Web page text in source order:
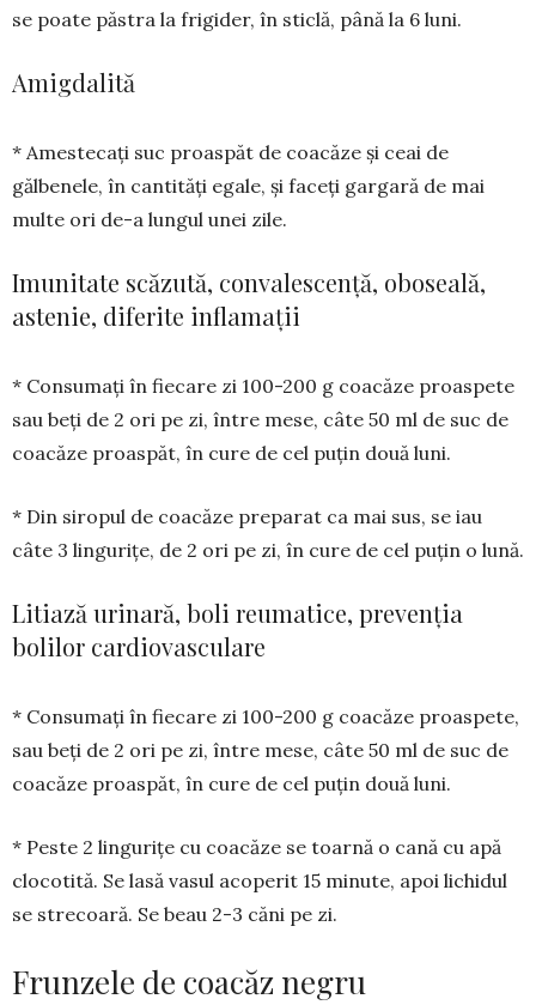
se poate păstra la frigider, în sticlă, până la 6 luni.
Amigdalită
* Amestecați suc proaspăt de coacăze și ceai de
gălbenele, în can­tități egale, și faceți gargară de mai
multe ori de-a lungul unei zile.
Imunitate scăzută, convalescență, oboseală,
astenie, diferite inflamații
* Consumați în fiecare zi 100-200 g coacăze proas­pete
sau beți de 2 ori pe zi, între mese, câte 50 ml de suc de
coacăze proaspăt, în cure de cel puțin două luni.
* Din siropul de coacăze preparat ca mai sus, se iau
câte 3 lingurițe, de 2 ori pe zi, în cure de cel puțin o lună.
Litiază urinară, boli reumatice, prevenția
bolilor cardiovasculare
* Consumați în fiecare zi 100-200 g coacăze proas­pete,
sau beți de 2 ori pe zi, între mese, câte 50 ml de suc de
coacăze proaspăt, în cure de cel puțin două luni.
* Peste 2 lingurițe cu coacăze se toarnă o cană cu apă
clocotită. Se lasă vasul acoperit 15 minute, apoi lichidul
se strecoară. Se beau 2-3 căni pe zi.
Frunzele de coacăz negru